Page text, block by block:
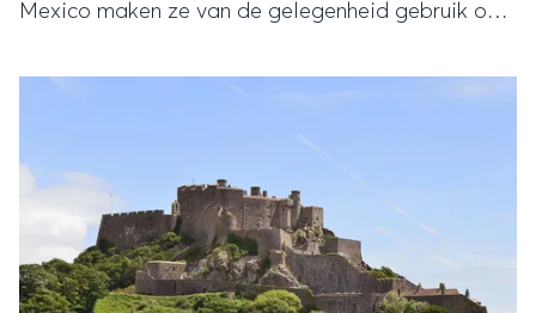
Mexico maken ze van de gelegenheid gebruik om
aandacht van toeristen te brengen.